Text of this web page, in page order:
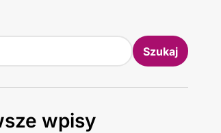
Szukaj
wpisy